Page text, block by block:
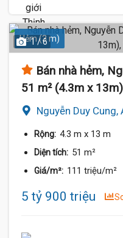
Hẻm (3 m)
1 / 6
Bán nhà hẻm,
51 m² (4.3m x
Nguyễn Duy Cung,
Rộng: 4.3 m x 13 m
Diện tích: 51 m²
Giá/m²: 111 triệu/m²
5 tỷ 900 triệu